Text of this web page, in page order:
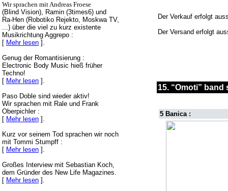
Wir sprachen mit Andreas Froese
(Blind Vision), Ramin (3times6) und
Ra-Hen (Robotiko Rejekto, Moskwa TV,
...) über die viel zu kurz existente
Musikrichtung Aggrepo :
[ Mehr lesen ].
Genug der Romantisierung :
Electronic Body Music hieß früher
Techno!
[ Mehr lesen ].
Paso Doble sind wieder aktiv!
Wir sprachen mit Rale und Frank
Oberpichler :
[ Mehr lesen ].
Kurz vor seinem Tod sprachen wir noch
mit Tommi Stumpff :
[ Mehr lesen ].
Großes Interview mit Sebastian Koch,
dem Gründer des New Life Magazines.
[ Mehr lesen ].
Der Verkauf erfolgt
Der Versand erfolgt
15. “Omoti” band
5 Banica :